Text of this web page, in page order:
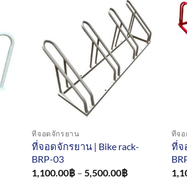
ที่จอดจักรยาน
ที่จอดจักรยาน | Bike rack-
BRP-03
1,100.00฿ – 5,500.00฿Price
ที่จอ
ที่จ